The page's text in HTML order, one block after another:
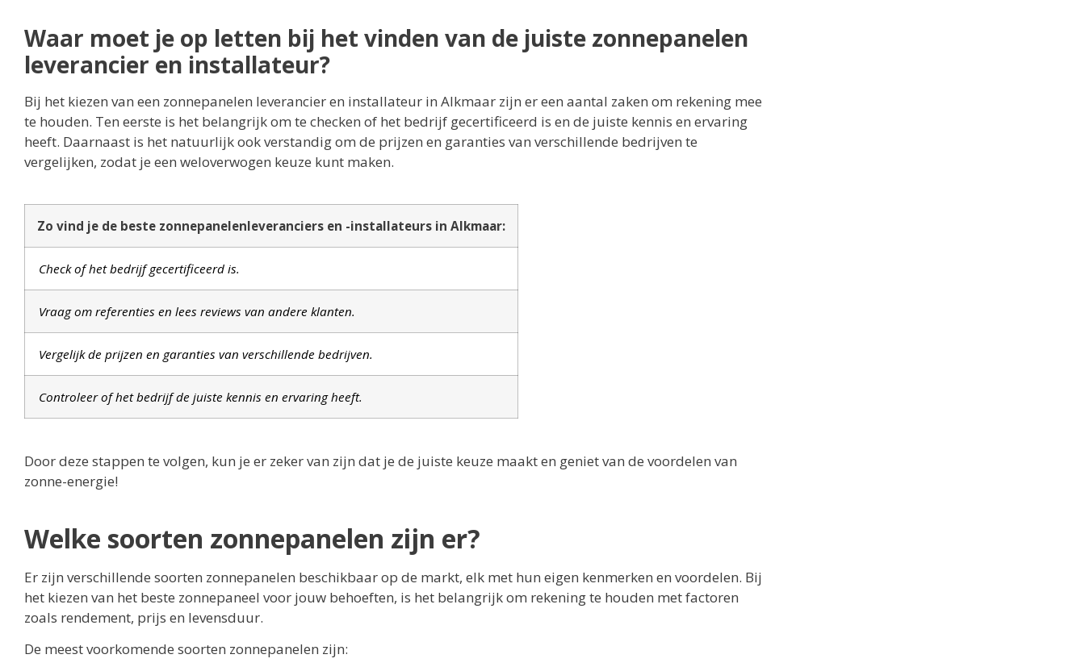
Waar moet je op letten bij het vinden van de juiste zonnepanelen
leverancier en installateur?
Bij het kiezen van een zonnepanelen leverancier en installateur in Alkmaar zijn er een aantal zaken om rekening mee
te houden. Ten eerste is het belangrijk om te checken of het bedrijf gecertificeerd is en de juiste kennis en ervaring
heeft. Daarnaast is het natuurlijk ook verstandig om de prijzen en garanties van verschillende bedrijven te
vergelijken, zodat je een weloverwogen keuze kunt maken.
Zo vind je de beste zonnepanelenleveranciers en -installateurs in Alkmaar:
Check of het bedrijf gecertificeerd is.
Vraag om referenties en lees reviews van andere klanten.
Vergelijk de prijzen en garanties van verschillende bedrijven.
Controleer of het bedrijf de juiste kennis en ervaring heeft.
Door deze stappen te volgen, kun je er zeker van zijn dat je de juiste keuze maakt en geniet van de voordelen van
zonne-energie!
Welke soorten zonnepanelen zijn er?
Er zijn verschillende soorten zonnepanelen beschikbaar op de markt, elk met hun eigen kenmerken en voordelen. Bij
het kiezen van het beste zonnepaneel voor jouw behoeften, is het belangrijk om rekening te houden met factoren
zoals rendement, prijs en levensduur.
De meest voorkomende soorten zonnepanelen zijn: